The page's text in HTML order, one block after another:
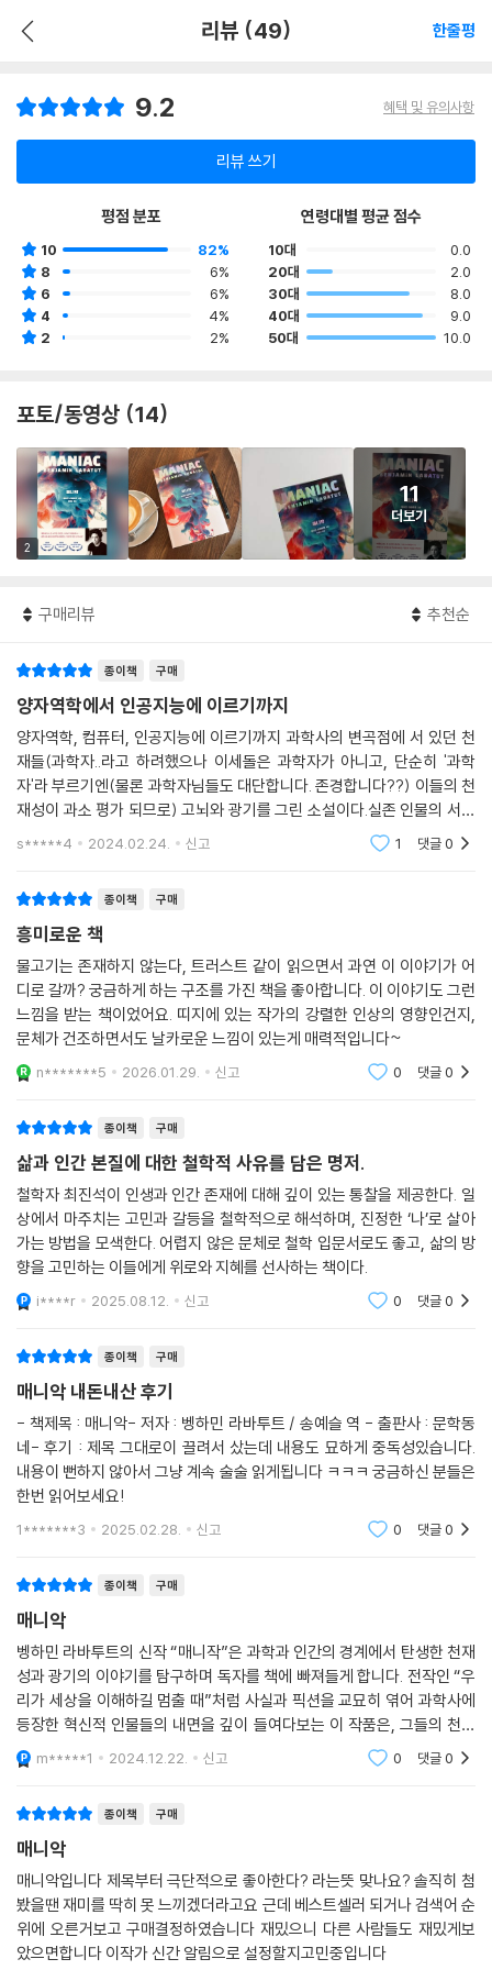
리뷰 (49) 한줄평
9.2 혜택 및 유의사항
리뷰 쓰기
평점 분포
10
82%
8
6%
6
6%
4
4%
2
2%
연령대별 평균 점수
10대
0.0
20대
2.0
30대
8.0
40대
9.0
50대
10.0
포토/동영상 (14)
2
11
더보기
구매리뷰 추천순
종이책 구매
양자역학에서 인공지능에 이르기까지
양자역학, 컴퓨터, 인공지능에 이르기까지 과학사의 변곡점에 서 있던 천
재들(과학자..라고 하려했으나 이세돌은 과학자가 아니고, 단순히 '과학
자'라 부르기엔(물론 과학자님들도 대단합니다. 존경합니다??) 이들의 천
재성이 과소 평가 되므로) 고뇌와 광기를 그린 소설이다.실존 인물의 서사
에 허구를 가미한 것이지만, 전작 ＜우리가 세상을 이해하길 멈출 때＞에
s*****4 2024.02.24. 신고 1 댓글0
종이책 구매
흥미로운 책
물고기는 존재하지 않는다, 트러스트 같이 읽으면서 과연 이 이야기가 어
디로 갈까? 궁금하게 하는 구조를 가진 책을 좋아합니다. 이 이야기도 그런
느낌을 받는 책이었어요. 띠지에 있는 작가의 강렬한 인상의 영향인건지,
문체가 건조하면서도 날카로운 느낌이 있는게 매력적입니다~
n*******5 2026.01.29. 신고 0 댓글0
종이책 구매
삶과 인간 본질에 대한 철학적 사유를 담은 명저.
철학자 최진석이 인생과 인간 존재에 대해 깊이 있는 통찰을 제공한다. 일
상에서 마주치는 고민과 갈등을 철학적으로 해석하며, 진정한 ‘나’로 살아
가는 방법을 모색한다. 어렵지 않은 문체로 철학 입문서로도 좋고, 삶의 방
향을 고민하는 이들에게 위로와 지혜를 선사하는 책이다.
i****r 2025.08.12. 신고 0 댓글0
종이책 구매
매니악 내돈내산 후기
- 책제목 : 매니악- 저자 : 벵하민 라바투트 / 송예슬 역 - 출판사 : 문학동
네- 후기 : 제목 그대로이 끌려서 샀는데 내용도 묘하게 중독성있습니다.
내용이 뻔하지 않아서 그냥 계속 술술 읽게됩니다 ㅋㅋㅋ 궁금하신 분들은
한번 읽어보세요!
1*******3 2025.02.28. 신고 0 댓글0
종이책 구매
매니악
벵하민 라바투트의 신작 “매니작”은 과학과 인간의 경계에서 탄생한 천재
성과 광기의 이야기를 탐구하며 독자를 책에 빠져들게 합니다. 전작인 “우
리가 세상을 이해하길 멈출 때”처럼 사실과 픽션을 교묘히 엮어 과학사에
등장한 혁신적 인물들의 내면을 깊이 들여다보는 이 작품은, 그들의 천재
적 발견이 가져온 윤리적, 철학적 딜레마를 예리하게 묘사하고있습다. 특
히 원자폭탄,
m*****1 2024.12.22. 신고 0 댓글0
종이책 구매
매니악
매니악입니다 제목부터 극단적으로 좋아한다? 라는뜻 맞나요? 솔직히 첨
봤을땐 재미를 딱히 못 느끼겠더라고요 근데 베스트셀러 되거나 검색어 순
위에 오른거보고 구매결정하였습니다 재밌으니 다른 사람들도 재밌게보
았으면합니다 이작가 신간 알림으로 설정할지고민중입니다